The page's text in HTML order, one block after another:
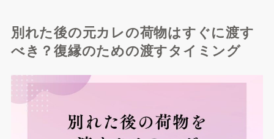
別れた後の元カレの荷物はすぐに渡す
べき？復縁のための渡すタイミング